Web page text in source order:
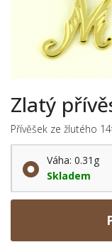
Zlatý
Přívěšek ze žlutého
Váha: 0.31g
Skladem